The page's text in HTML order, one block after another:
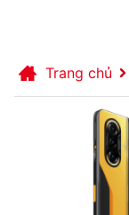
Trang chủ